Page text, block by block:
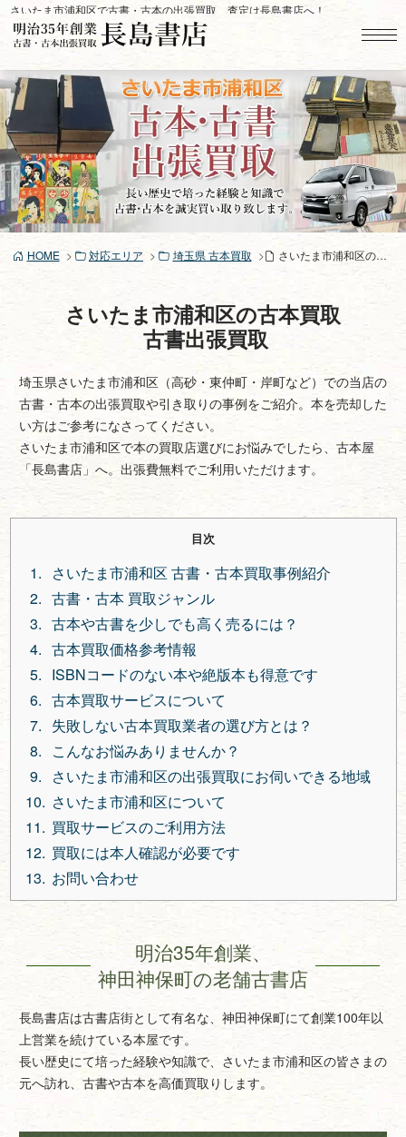
コ
ン
ツ
へ
ス
キ
ッ
プ
さいたま市浦和区で古書・古本の出張買取、査定は長島書店へ！
HOME 対応エリア 埼玉県 古本買取 さいたま市浦和区の古本買取、古書買取り
さいたま市浦和区の古本買取
古書出張買取
埼玉県さいたま市浦和区（高砂・東仲町・岸町など）での当店の
古書・古本の出張買取や引き取りの事例をご紹介。本を売却した
い方はご参考になさってください。
さいたま市浦和区で本の買取店選びにお悩みでしたら、古本屋
「長島書店」へ。出張費無料でご利用いただけます。
目次
さいたま市浦和区 古書・古本買取事例紹介
古書・古本 買取ジャンル
古本や古書を少しでも高く売るには？
古本買取価格参考情報
ISBNコードのない本や絶版本も得意です
古本買取サービスについて
失敗しない古本買取業者の選び方とは？
こんなお悩みありませんか？
さいたま市浦和区の出張買取にお伺いできる地域
さいたま市浦和区について
買取サービスのご利用方法
買取には本人確認が必要です
お問い合わせ
明治35年創業、
神田神保町の老舗古書店
長島書店は古書店街として有名な、神田神保町にて創業100年以
上営業を続けている本屋です。
長い歴史にて培った経験や知識で、さいたま市浦和区の皆さまの
元へ訪れ、古書や古本を高価買取りします。